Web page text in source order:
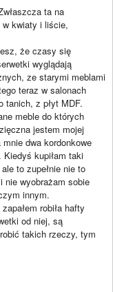
ta na
kwiaty i liście,
że czasy się
wyglądają
ze starymi meblami
teraz w salonach
tanich, z płyt MDF.
meble do których
jestem mojej
dwa kordonkowe
Kiedyś kupiłam taki
to zupełnie nie to
nie wyobrażam sobie
innym.
robiła hafty
od niej, są
takich rzeczy, tym